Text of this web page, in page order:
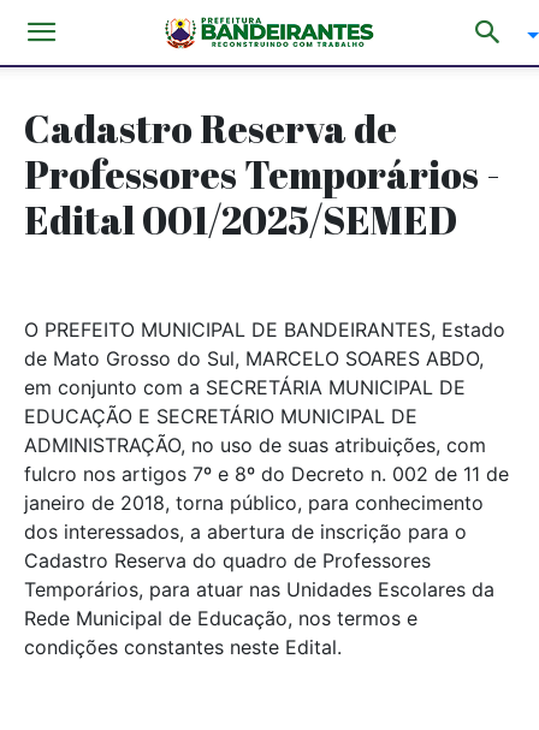
Cadastro Reserva de
Professores Temporários -
Edital 001/2025/SEMED
O PREFEITO MUNICIPAL DE BANDEIRANTES, Estado
de Mato Grosso do Sul, MARCELO SOARES ABDO,
em conjunto com a SECRETÁRIA MUNICIPAL DE
EDUCAÇÃO E SECRETÁRIO MUNICIPAL DE
ADMINISTRAÇÃO, no uso de suas atribuições, com
fulcro nos artigos 7º e 8º do Decreto n. 002 de 11 de
janeiro de 2018, torna público, para conhecimento
dos interessados, a abertura de inscrição para o
Cadastro Reserva do quadro de Professores
Temporários, para atuar nas Unidades Escolares da
Rede Municipal de Educação, nos termos e
condições constantes neste Edital.